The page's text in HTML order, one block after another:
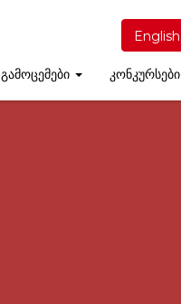
English
გამოცემები კონკურსები